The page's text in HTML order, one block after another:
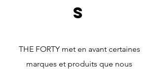
s
THE FORTY met en avant certaines
marques et produits que nous